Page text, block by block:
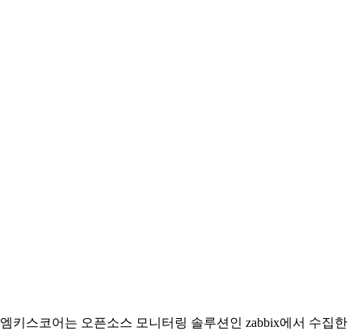
엠키스코어는 오픈소스 모니터링 솔루션인 zabbix에서 수집한